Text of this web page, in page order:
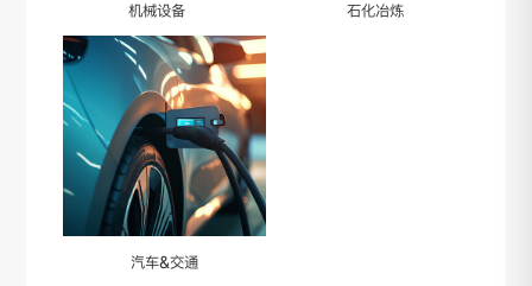
机械设备 石化冶炼
汽车&交通